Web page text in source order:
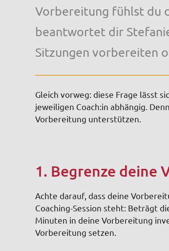
Vorbereitung fühlst du
beantwortet dir
Sitzungen vorbereiten
Gleich vorweg: diese Frage lässt
jeweiligen Coach:in abhängig.
Vorbereitung unterstützen.
1. Begrenze deine
Achte darauf, dass deine
Coaching-Session steht: Beträgt
Minuten in deine Vorbereitung
Vorbereitung setzen.